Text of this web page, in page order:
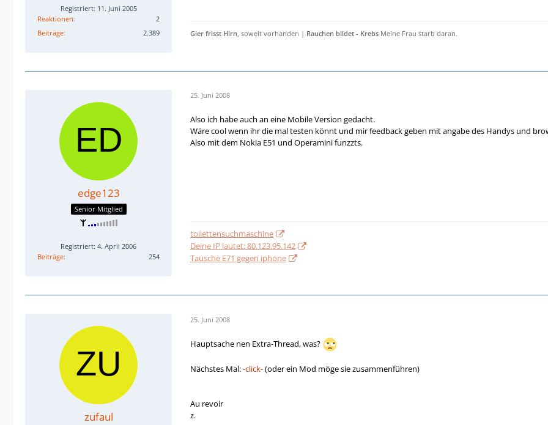
Registriert: 11. Juni 2005
Reaktionen
2
Beiträge
2.389 Gier frisst Hirn, soweit vorhanden | Rauchen bildet - Krebs Meine Frau starb daran.
edge123
Senior Mitglied
Registriert: 4. April 2006
Beiträge
254
25. Juni 2008
Also ich habe auch an eine Mobile Version gedacht.
Wäre cool wenn ihr die mal testen könnt und mir feedback geben mit angabe des Handys und
Also mit dem Nokia E51 und Operamini funzzts.
toilettensuchmaschine
Deine IP lautet: 80.123.95.142
Tausche E71 gegen iphone
zufaul
25. Juni 2008
Hauptsache nen Extra-Thread, was?
Nächstes Mal:-click-(oder ein Mod möge sie zusammenführen)
Au revoir
z.